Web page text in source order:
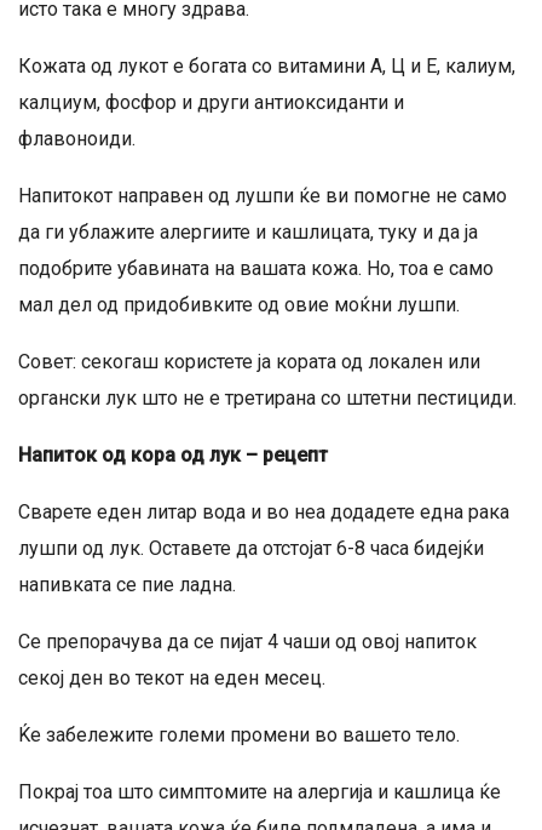
исто така е многу здрава.
Кожата од лукот е богата со витамини А, Ц и Е, калиум,
калциум, фосфор и други антиоксиданти и
флавоноиди.
Напитокот направен од лушпи ќе ви помогне не само
да ги ублажите алергиите и кашлицата, туку и да ја
подобрите убавината на вашата кожа. Но, тоа е само
мал дел од придобивките од овие моќни лушпи.
Совет: секогаш користете ја кората од локален или
органски лук што не е третирана со штетни пестициди.
Напиток од кора од лук – рецепт
Сварете еден литар вода и во неа додадете една рака
лушпи од лук. Оставете да отстојат 6-8 часа бидејќи
напивката се пие ладна.
Се препорачува да се пијат 4 чаши од овој напиток
секој ден во текот на еден месец.
Ќе забележите големи промени во вашето тело.
Покрај тоа што симптомите на алергија и кашлица ќе